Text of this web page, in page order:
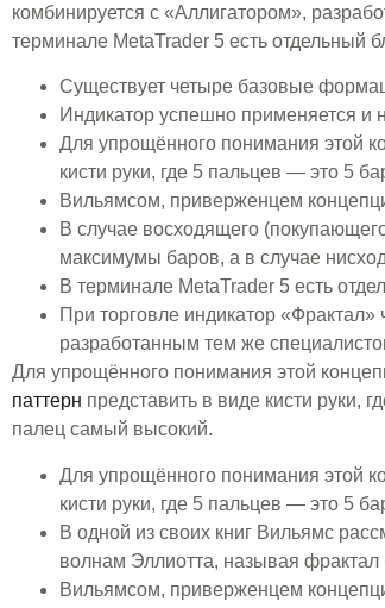
комбинируется с «Аллигатором»,
терминале MetaTrader 5 есть отдельный
Существует четыре базовые
Индикатор успешно применяется
Для упрощённого понимания этой
кисти руки, где 5 пальцев — это 5
Вильямсом, приверженцем
В случае восходящего
максимумы баров, а в случае
В терминале MetaTrader 5 есть
При торговле индикатор
разработанным тем же
Для упрощённого понимания этой
паттерн представить в виде кисти руки,
палец самый высокий.
Для упрощённого понимания этой
кисти руки, где 5 пальцев — это 5
В одной из своих книг Вильямс
волнам Эллиотта, называя фрактал
Вильямсом, приверженцем